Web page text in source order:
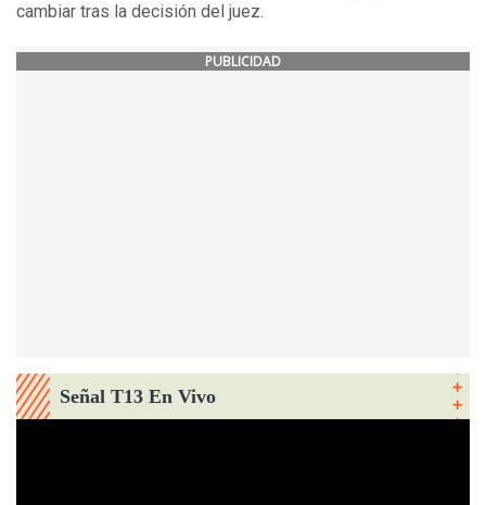
cambiar tras la decisión del juez.
PUBLICIDAD
Señal T13 En Vivo